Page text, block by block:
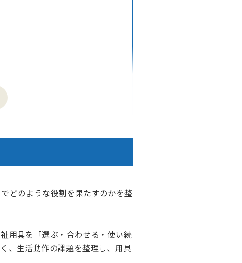
どのような役割を果たすのかを整
用具を「選ぶ・合わせる・使い続
、生活動作の課題を整理し、用具